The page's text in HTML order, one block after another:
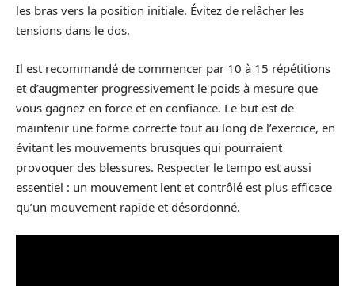
les bras vers la position initiale. Évitez de relâcher les
tensions dans le dos.
Il est recommandé de commencer par 10 à 15 répétitions
et d’augmenter progressivement le poids à mesure que
vous gagnez en force et en confiance. Le but est de
maintenir une forme correcte tout au long de l’exercice, en
évitant les mouvements brusques qui pourraient
provoquer des blessures. Respecter le tempo est aussi
essentiel : un mouvement lent et contrôlé est plus efficace
qu’un mouvement rapide et désordonné.